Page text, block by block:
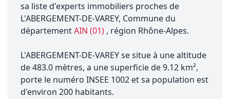
sa liste d'experts immobiliers proches de
L'ABERGEMENT-DE-VAREY, Commune du
départementAIN (01) , région Rhône-Alpes.
L'ABERGEMENT-DE-VAREY se situe à une altitude
de 483.0 mètres, a une superficie de 9.12 km²,
porte le numéro INSEE 1002 et sa population est
d'environ 200 habitants.